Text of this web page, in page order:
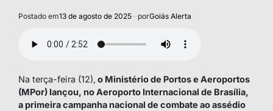
Postado em13 de agosto de 2025 porGoiás Alerta
Na terça-feira (12), o Ministério de Portos e Aeroportos
(MPor) lançou, no Aeroporto Internacional de Brasília,
a primeira campanha nacional de combate ao assédio